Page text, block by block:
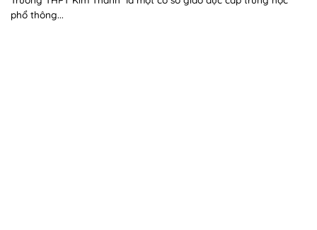
phổ thông...